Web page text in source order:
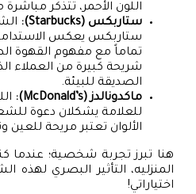
اللون الأحمر، تتذكر
ستاربكس (Starbucks):
ستاربكس يعكس
تماماً مع مفهوم القهوة
شريحة كبيرة من العملاء
الصديقة للبيئة.
ماكدونالدز (McDonald’s):
للعلامة يشكلان دعوة
الألوان تعتبر مريحة للعين
هنا تبرز تجربة شخصية؛ عندما
المنزليه، التأثير البصري لهذه
اختياراتي!